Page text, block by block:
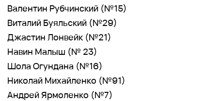
Валентин Рубчинский (№15)
Виталий Буяльский (№29)
Джастин Лонвейк (№21)
Навин Малыш (№ 23)
Шола Огундана (№16)
Николай Михайленко (№91)
Андрей Ярмоленко (№7)